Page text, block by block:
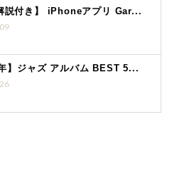
説付き】 iPhoneアプリ Gar...
年】ジャズ アルバム BEST 5...